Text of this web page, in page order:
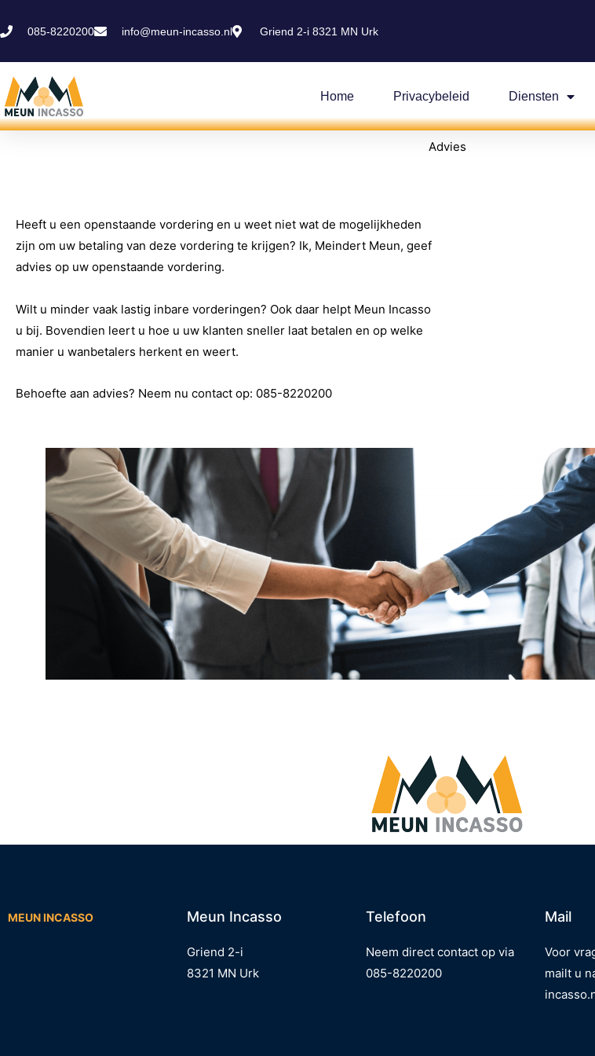
085-8220200 info@meun-incasso.nl Griend 2-i 8321 MN Urk
Home Privacybeleid Diensten
Advies
Heeft u een openstaande vordering en u weet niet wat de mogelijkheden
zijn om uw betaling van deze vordering te krijgen? Ik, Meindert Meun, geef
advies op uw openstaande vordering.
Wilt u minder vaak lastig inbare vorderingen? Ook daar helpt Meun Incasso
u bij. Bovendien leert u hoe u uw klanten sneller laat betalen en op welke
manier u wanbetalers herkent en weert.
Behoefte aan advies? Neem nu contact op: 085-8220200
MEUN INCASSO Meun Incasso
Griend 2-i
8321 MN Urk
Telefoon
Neem direct contact op via
085-8220200
Mail
Voor
mailt u